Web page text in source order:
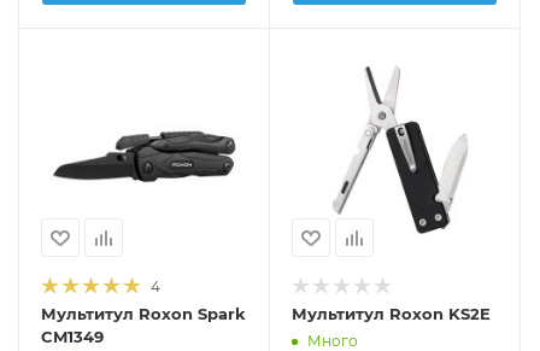
4
Мультитул Roxon Spark
CM1349
Мультитул Roxon KS2E
Много